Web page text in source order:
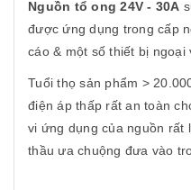
Nguồn tổ ong 24V - 30A
được ứng dụng trong cấp
cáo & một số thiết bị
Tuổi thọ sản phẩm >
điện áp thấp rất an toàn
vi ứng dụng của nguồn rất
thầu ưa chuộng đưa vào